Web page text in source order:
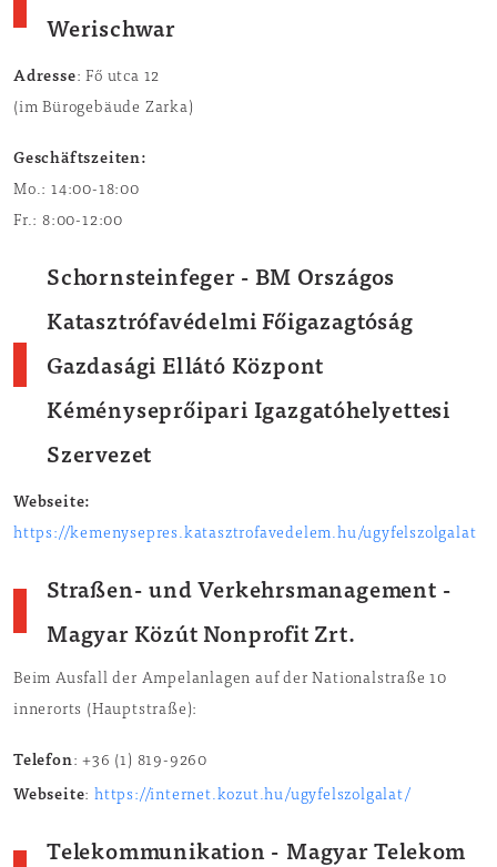
Werischwar
Adresse: Fő utca 12
(im Bürogebäude Zarka)
Geschäftszeiten:
Mo.: 14:00-18:00
Fr.: 8:00-12:00
Schornsteinfeger- BM Országos
Katasztrófavédelmi Főigazagtóság
Gazdasági Ellátó Központ
Kéményseprőipari Igazgatóhelyettesi
Szervezet
Webseite:
https://kemenysepres.katasztrofavedelem.hu/ugyfelszolgalat
Straßen- und Verkehrsmanagement -
Magyar Közút Nonprofit Zrt.
Beim Ausfall der Ampelanlagen auf der Nationalstraße 10
innerorts (Hauptstraße):
Telefon: +36 (1) 819-9260
Webseite:https://internet.kozut.hu/ugyfelszolgalat/
Telekommunikation - Magyar Telekom